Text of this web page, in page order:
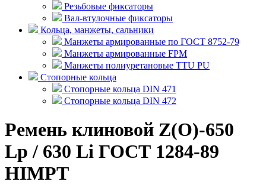
Резьбовые фиксаторы
Вал-втулочные фиксаторы
Кольца, манжеты, сальники
Манжеты армированные по ГОСТ 8752-79
Манжеты армированные FPM
Манжеты полиуретановые TTU PU
Стопорные кольца
Стопорные кольца DIN 471
Стопорные кольца DIN 472
Ремень клиновой Z(O)-650
Lp / 630 Li ГОСТ 1284-89
HIMPT